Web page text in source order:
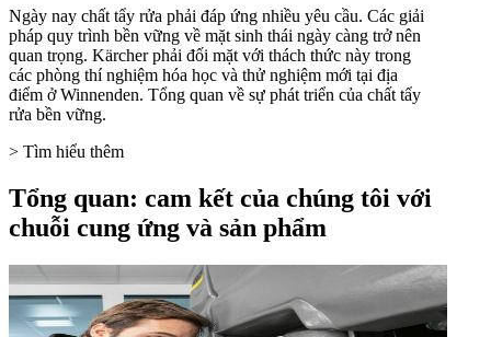
Ngày nay chất tẩy rửa phải đáp ứng nhiều yêu cầu. Các giải
pháp quy trình bền vững về mặt sinh thái ngày càng trở nên
quan trọng. Kärcher phải đối mặt với thách thức này trong
các phòng thí nghiệm hóa học và thử nghiệm mới tại địa
điểm ở Winnenden. Tổng quan về sự phát triển của chất tẩy
rửa bền vững.
> Tìm hiểu thêm
Tổng quan: cam kết của chúng tôi với
chuỗi cung ứng và sản phẩm